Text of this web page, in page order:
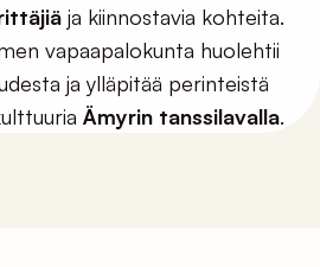
ja kiinnostavia kohteita.
vapaapalokunta huolehtii
ja ylläpitää perinteistä
Ämyrin tanssilavalla.